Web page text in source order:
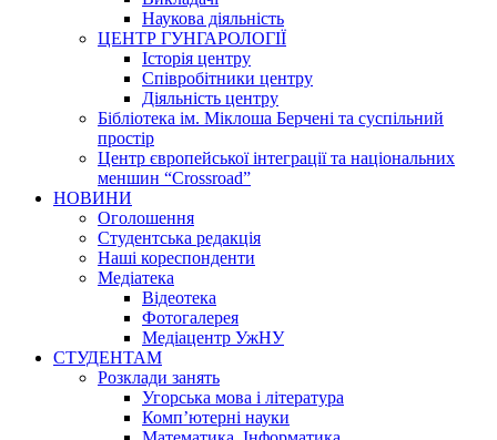
Наукова діяльність
ЦЕНТР ГУНГАРОЛОГІЇ
Історія центру
Співробітники центру
Діяльність центру
Бібліотека ім. Міклоша Берчені та суспільний
простір
Центр європейської інтеграції та національних
меншин “Crossroad”
НОВИНИ
Оголошення
Студентська редакція
Наші кореспонденти
Медіатека
Відеотека
Фотогалерея
Медіацентр УжНУ
СТУДЕНТАМ
Розклади занять
Угорська мова і література
Комп’ютерні науки